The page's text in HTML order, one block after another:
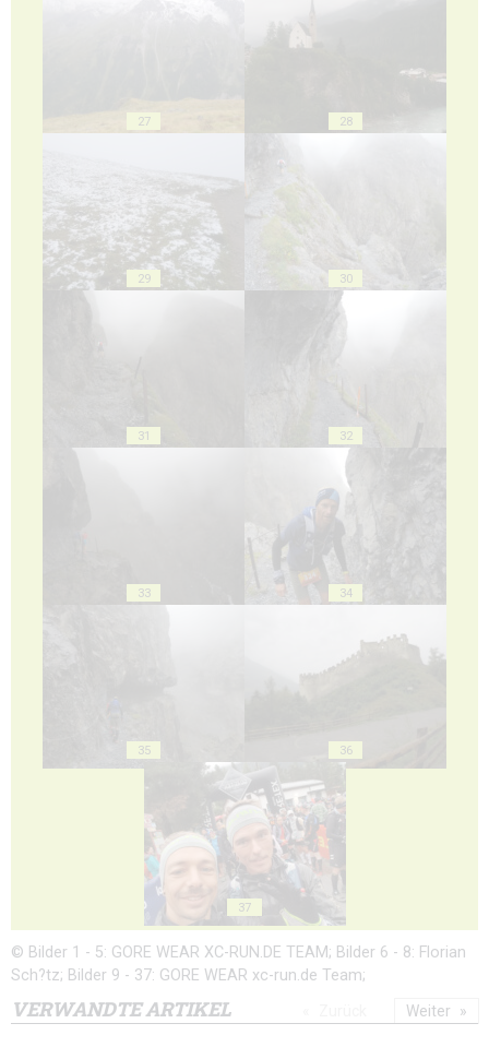
27 28
29 30
31 32
33 34
35 36
37
© Bilder 1 - 5: GORE WEAR XC-RUN.DE TEAM; Bilder 6 - 8: Florian
Sch?tz; Bilder 9 - 37: GORE WEAR xc-run.de Team;
VERWANDTE ARTIKEL Weiter